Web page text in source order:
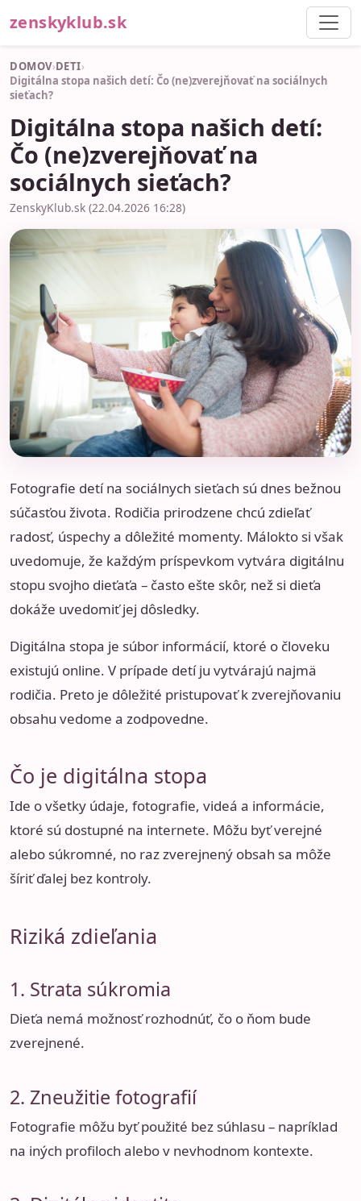
zenskyklub.sk
DOMOV›DETI›
Digitálna stopa našich detí: Čo (ne)zverejňovať na sociálnych
sieťach?
Digitálna stopa našich detí:
Čo (ne)zverejňovať na
sociálnych sieťach?
ZenskyKlub.sk (22.04.2026 16:28)
Fotografie detí na sociálnych sieťach sú dnes bežnou
súčasťou života. Rodičia prirodzene chcú zdieľať
radosť, úspechy a dôležité momenty. Málokto si však
uvedomuje, že každým príspevkom vytvára digitálnu
stopu svojho dieťaťa – často ešte skôr, než si dieťa
dokáže uvedomiť jej dôsledky.
Digitálna stopa je súbor informácií, ktoré o človeku
existujú online. V prípade detí ju vytvárajú najmä
rodičia. Preto je dôležité pristupovať k zverejňovaniu
obsahu vedome a zodpovedne.
Čo je digitálna stopa
Ide o všetky údaje, fotografie, videá a informácie,
ktoré sú dostupné na internete. Môžu byť verejné
alebo súkromné, no raz zverejnený obsah sa môže
šíriť ďalej bez kontroly.
Riziká zdieľania
1. Strata súkromia
Dieťa nemá možnosť rozhodnúť, čo o ňom bude
zverejnené.
2. Zneužitie fotografií
Fotografie môžu byť použité bez súhlasu – napríklad
na iných profiloch alebo v nevhodnom kontexte.